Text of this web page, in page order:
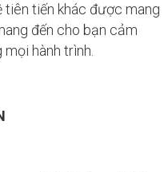
tiên tiến khác được mang
đến cho bạn cảm
hành trình.